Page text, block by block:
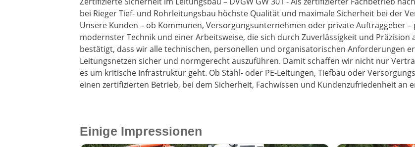
bei Rieger Tief- und Rohrleitungsbau höchste Qualität und maximale Sicherheit bei der
Unsere Kunden – ob Kommunen, Versorgungsunternehmen oder private Auftraggeber
modernster Technik und einer Arbeitsweise, die sich durch Zuverlässigkeit und Präzision
bestätigt, dass wir alle technischen, personellen und organisatorischen Anforderungen
Leitungsnetzen sicher und normgerecht auszuführen. Damit schaffen wir nicht nur
es um kritische Infrastruktur geht. Ob Stahl- oder PE-Leitungen, Tiefbau oder
einen zertifizierten Betrieb, bei dem Sicherheit, Fachwissen und Kundenzufriedenheit an
Einige Impressionen